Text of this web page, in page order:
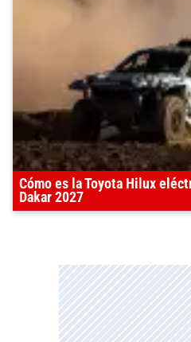
Cómo es la Toyota Hilux
Dakar 2027